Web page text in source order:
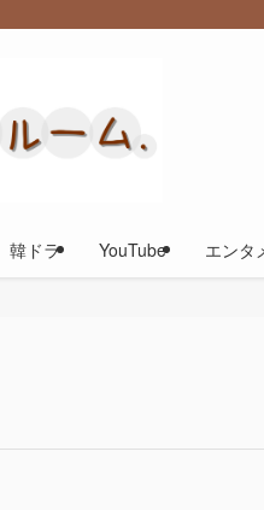
韓ドラ YouTube エンタ